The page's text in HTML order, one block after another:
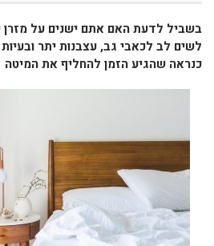
בשביל לדעת האם אתם ישנים על
לשים לב לכאבי גב, עצבנות יתר ובעיות
כנראה שהגיע הזמן להחליף את המיטה